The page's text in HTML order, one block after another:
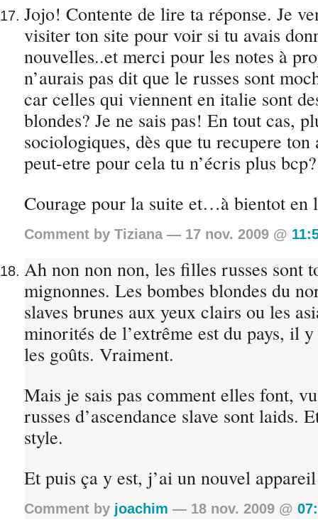
Jojo! Contente de lire ta réponse. Je
visiter ton site pour voir si tu avais
nouvelles..et merci pour les notes à
n’aurais pas dit que le russes sont
car celles qui viennent en italie sont
blondes? Je ne sais pas! En tout cas,
sociologiques, dès que tu recupere
peut-etre pour cela tu n’écris plus bcp?
Courage pour la suite et…à bientot en
Comment by Tiziana — 17 nov. 2009 @
Ah non non non, les filles russes sont
mignonnes. Les bombes blondes du
slaves brunes aux yeux clairs ou les
minorités de l’extrême est du pays, il
les goûts. Vraiment.
Mais je sais pas comment elles font,
russes d’ascendance slave sont laids.
style.
Et puis ça y est, j’ai un nouvel
Comment by joachim — 18 nov. 2009 @